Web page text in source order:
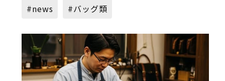
#news #バッグ類